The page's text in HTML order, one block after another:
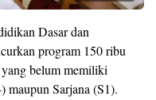
Dasar dan
program 150 ribu
belum memiliki
Sarjana (S1).